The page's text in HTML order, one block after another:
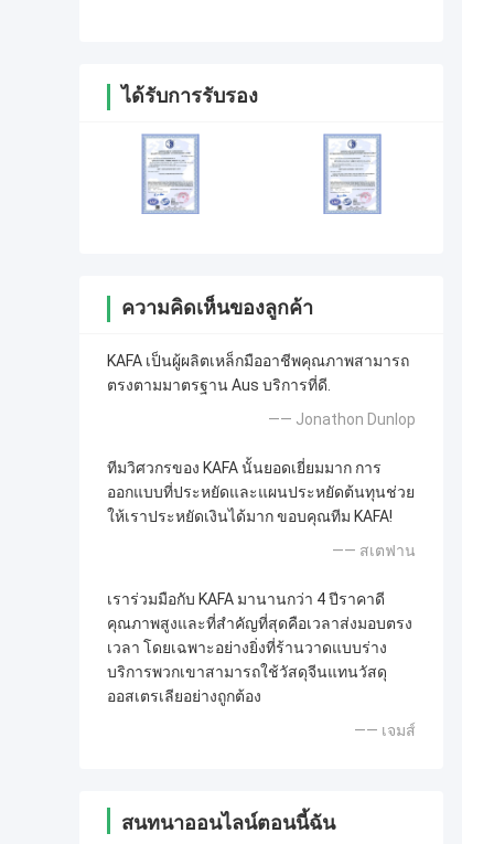
ได้รับการรับรอง
ความคิดเห็นของลูกค้า
KAFA เป็นผู้ผลิตเหล็กมืออาชีพคุณภาพสามารถ
ตรงตามมาตรฐาน Aus บริการที่ดี.
—— Jonathon Dunlop
ทีมวิศวกรของ KAFA นั้นยอดเยี่ยมมาก การ
ออกแบบที่ประหยัดและแผนประหยัดต้นทุนช่วย
ให้เราประหยัดเงินได้มาก ขอบคุณทีม KAFA!
—— สเตฟาน
เราร่วมมือกับ KAFA มานานกว่า 4 ปีราคาดี
คุณภาพสูงและที่สำคัญที่สุดคือเวลาส่งมอบตรง
เวลา โดยเฉพาะอย่างยิ่งที่ร้านวาดแบบร่าง
บริการพวกเขาสามารถใช้วัสดุจีนแทนวัสดุ
ออสเตรเลียอย่างถูกต้อง
—— เจมส์
สนทนาออนไลน์ตอนนี้ฉัน